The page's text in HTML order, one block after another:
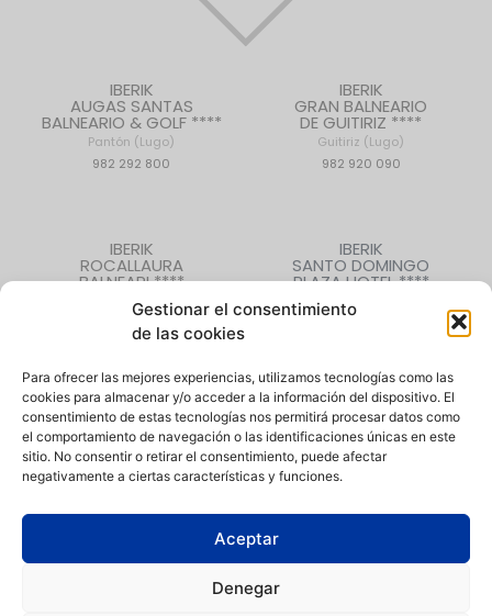
Gestionar el consentimiento
de las cookies
Para ofrecer las mejores experiencias, utilizamos tecnologías como las
cookies para almacenar y/o acceder a la información del dispositivo. El
consentimiento de estas tecnologías nos permitirá procesar datos como
el comportamiento de navegación o las identificaciones únicas en este
sitio. No consentir o retirar el consentimiento, puede afectar
negativamente a ciertas características y funciones.
Aceptar
Denegar
IBERIK
AUGAS SANTAS
BALNEARIO & GOLF ****
Pantón (Lugo)
982 292 800
IBERIK
GRAN BALNEARIO
DE GUITIRIZ ****
Guitiriz (Lugo)
982 920 090
IBERIK
ROCALLAURA
BALNEARI ****
Rocallaura (Lleida)
IBERIK
SANTO DOMINGO
PLAZA HOTEL ****
Oviedo (Asturias)
CONTACTO|QUIÉNES SOMOS |EMPLEO
Aviso Legal|
de denuncias